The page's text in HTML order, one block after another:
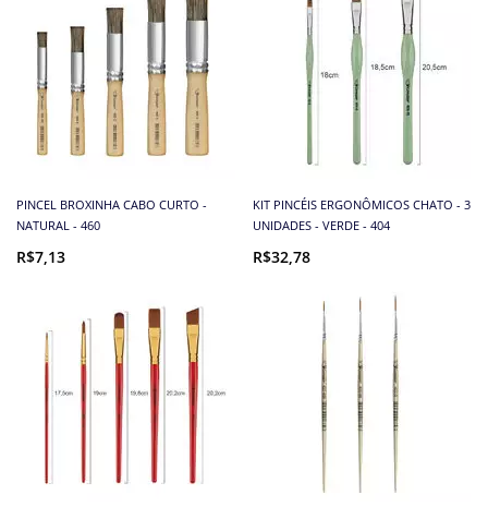
PINCEL BROXINHA CABO CURTO -
NATURAL - 460
R$7,13
KIT PINCÉIS ERGONÔMICOS CHATO - 3
UNIDADES - VERDE - 404
R$32,78